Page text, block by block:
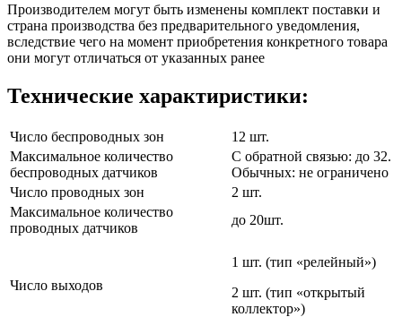
Производителем могут быть изменены комплект поставки и
страна производства без предварительного уведомления,
вследствие чего на момент приобретения конкретного товара
они могут отличаться от указанных ранее
Технические характиристики:
Число беспроводных зон
12 шт.
Максимальное количество
беспроводных датчиков
С обратной связью: до 32.
Обычных: не ограничено
Число проводных зон
2 шт.
Максимальное количество
проводных датчиков
до 20шт.
Число выходов
1 шт. (тип «релейный»)
2 шт. (тип «открытый
коллектор»)